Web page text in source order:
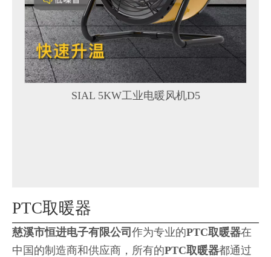
SIAL 5KW工业电暖风机D5
PTC取暖器
慈溪市恒进电子有限公司 作为专业的PTC取暖器在
中国的制造商和供应商，所有的PTC取暖器都通过